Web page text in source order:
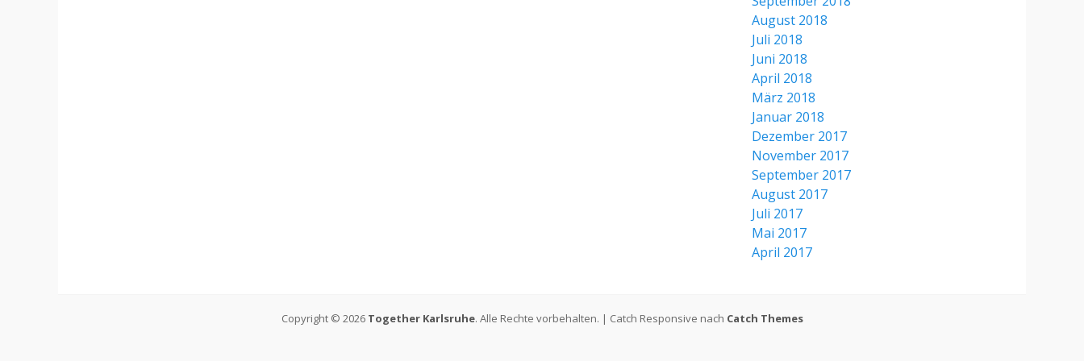
August 2018
Juli 2018
Juni 2018
April 2018
März 2018
Januar 2018
Dezember 2017
November 2017
September 2017
August 2017
Juli 2017
Mai 2017
April 2017
Copyright © 2026 Together Karlsruhe. Alle Rechte vorbehalten. | Catch Responsive nach Catch Themes